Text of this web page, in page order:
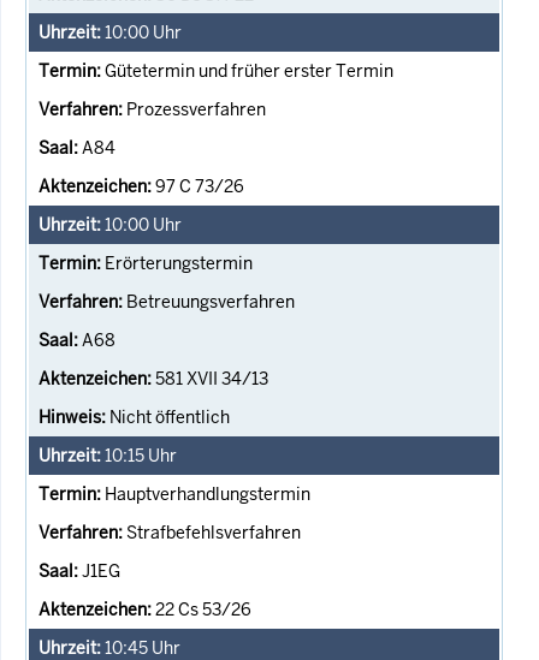
10:00 Uhr
Gütetermin und früher erster Termin
Prozessverfahren
A84
97 C 73/26
10:00 Uhr
Erörterungstermin
Betreuungsverfahren
A68
581 XVII 34/13
Nicht öffentlich
10:15 Uhr
Hauptverhandlungstermin
Strafbefehlsverfahren
J1EG
22 Cs 53/26
10:45 Uhr